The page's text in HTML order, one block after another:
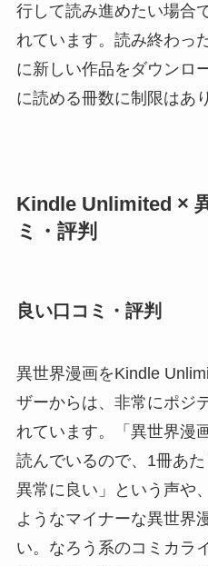
行して読み進めたい場合
れています。読み終わっ
に新しい作品をダウンロ
に読める冊数に制限はあ
Kindle Unlimited ×
ミ・評判
良い口コミ・評判
異世界漫画をKindle
ザーからは、非常にポジ
れています。「異世界漫
読んでいるので、1冊あ
異常に良い」という声や
ようなマイナーな異世界
い。なろう系のコミカラ